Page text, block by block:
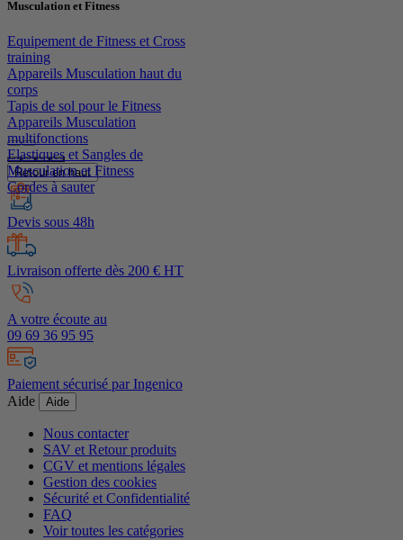
Musculation et Fitness
Equipement de Fitness et Cross
training
Appareils Musculation haut du
corps
Tapis de sol pour le Fitness
Appareils Musculation
multifonctions
Elastiques et Sangles de
Musculation et Fitness
Cordes à sauter
Retour en haut
Devis sous 48h
Livraison offerte dès 200 € HT
A votre écoute au
09 69 36 95 95
Paiement sécurisé par Ingenico
Aide
Aide
Nous contacter
SAV et Retour produits
CGV et mentions légales
Gestion des cookies
Sécurité et Confidentialité
FAQ
Voir toutes les catégories